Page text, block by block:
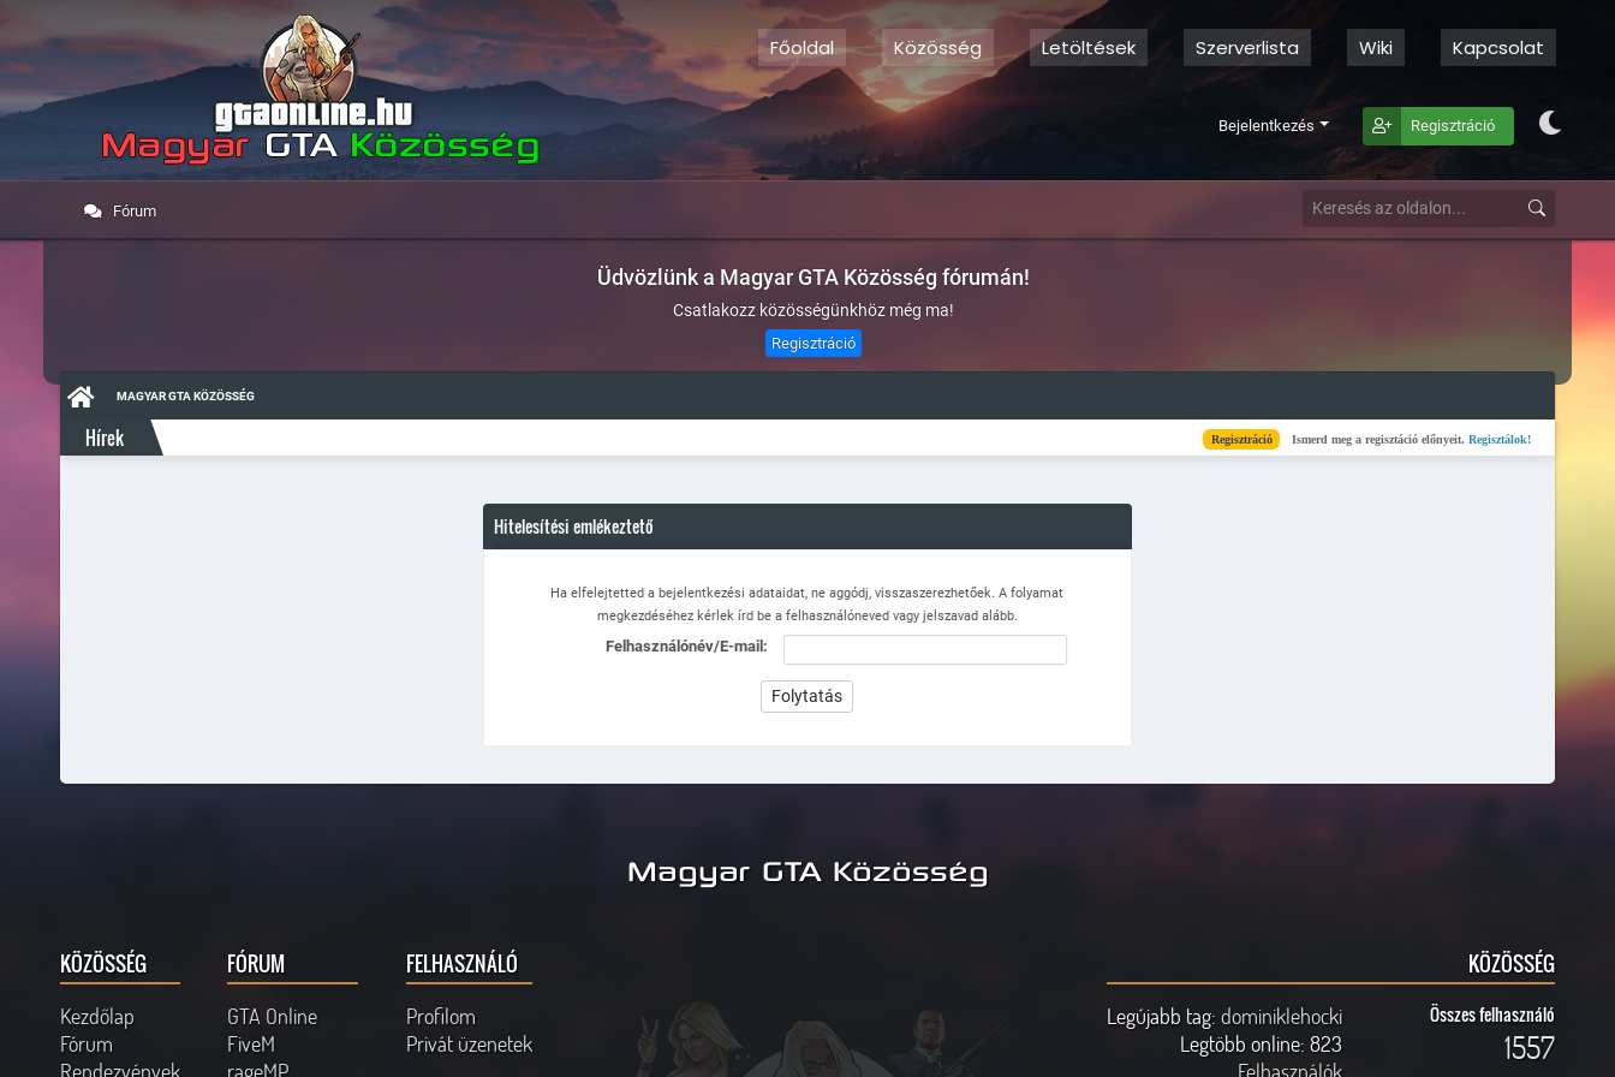
Főoldal Közösség Letöltések Szerverlista Wiki Kapcsolat
Bejelentkezés Regisztráció
Fórum
Üdvözlünk a Magyar GTA Közösség fórumán!
Csatlakozz közösségünkhöz még ma!
Regisztráció
MAGYAR GTA KÖZÖSSÉG
Hírek Regisztráció Ismerd meg a regisztáció előnyeit. Regisztálok! Kész
Hitelesítési emlékeztető
Ha elfelejtetted a bejelentkezési adataidat, ne aggódj, visszaszerezhetőek. A folyamat
megkezdéséhez kérlek írd be a felhasználóneved vagy jelszavad alább.
Felhasználónév/E-mail:
Magyar GTA Közösség
KÖZÖSSÉG
Kezdőlap
Fórum
Rendezvények
FÓRUM
GTA Online
FiveM
rageMP
FELHASZNÁLÓ
Profilom
Privát üzenetek
KÖZÖSSÉG
Legújabb tag: dominiklehocki
Legtöbb online: 823
Felhasználók
Összes felhasználó
1557